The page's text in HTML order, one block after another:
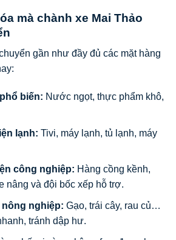
mà chành xe Mai Thảo
gần như đầy đủ các mặt hàng
biến: Nước ngọt, thực phẩm khô,
lạnh: Tivi, máy lạnh, tủ lạnh, máy
công nghiệp: Hàng cồng kềnh,
nâng và đội bốc xếp hỗ trợ.
nông nghiệp: Gạo, trái cây, rau củ…
tránh dập hư.